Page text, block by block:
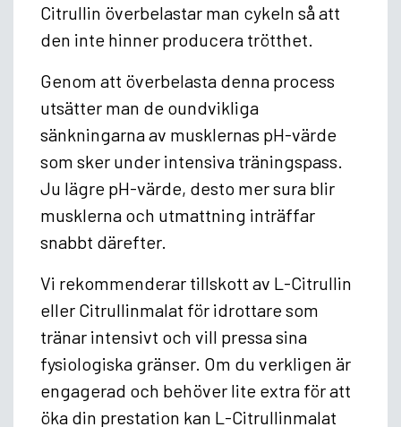
Citrullin överbelastar man cykeln så att
den inte hinner producera trötthet.
Genom att överbelasta denna process
utsätter man de oundvikliga
sänkningarna av musklernas pH-värde
som sker under intensiva träningspass.
Ju lägre pH-värde, desto mer sura blir
musklerna och utmattning inträffar
snabbt därefter.
Vi rekommenderar tillskott av L-Citrullin
eller Citrullinmalat för idrottare som
tränar intensivt och vill pressa sina
fysiologiska gränser. Om du verkligen är
engagerad och behöver lite extra för att
öka din prestation kan L-Citrullinmalat